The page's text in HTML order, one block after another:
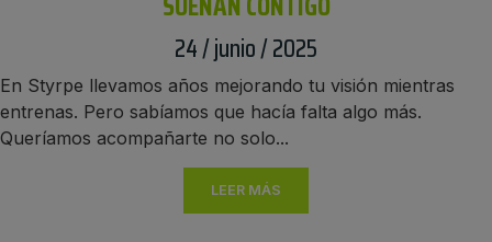
24 / junio / 2025
En Styrpe llevamos años mejorando tu visión mientras
entrenas. Pero sabíamos que hacía falta algo más.
Queríamos acompañarte no solo...
LEER MÁS